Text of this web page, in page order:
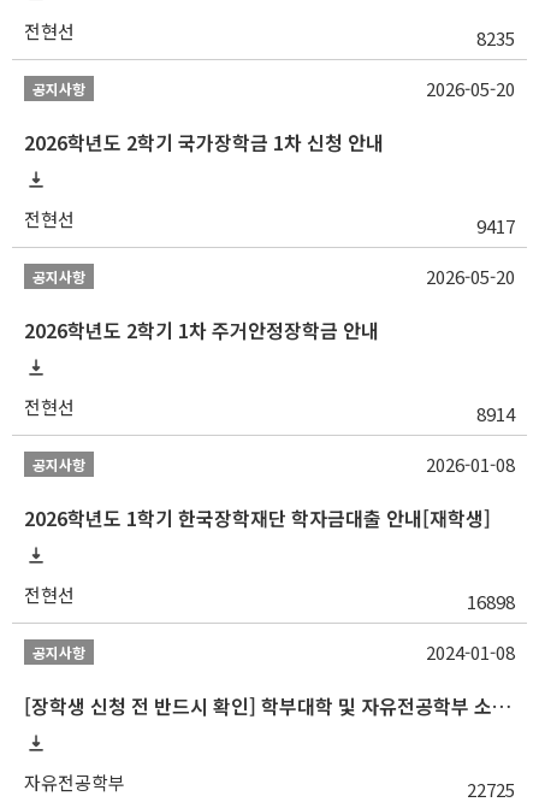
전현선 8235
공지사항
2026학년도 2학기 국가장학금 1차 신청 안내
전현선 9417
2026-05-20
공지사항
2026학년도 2학기 1차 주거안정장학금 안내
전현선 8914
2026-05-20
공지사항
2026학년도 1학기 한국장학재단 학자금대출 안내[재학생]
전현선 16898
2026-01-08
공지사항
[장학생 신청 전 반드시 확인] 학부대학 및 자유전공학부 소속 학생 장학 통합 공지사항
자유전공학부 22725
2024-01-08